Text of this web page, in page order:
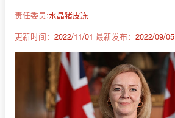
责任委员:水晶猪皮冻
更新时间： 2022/11/01 最新发布： 2022/09/05